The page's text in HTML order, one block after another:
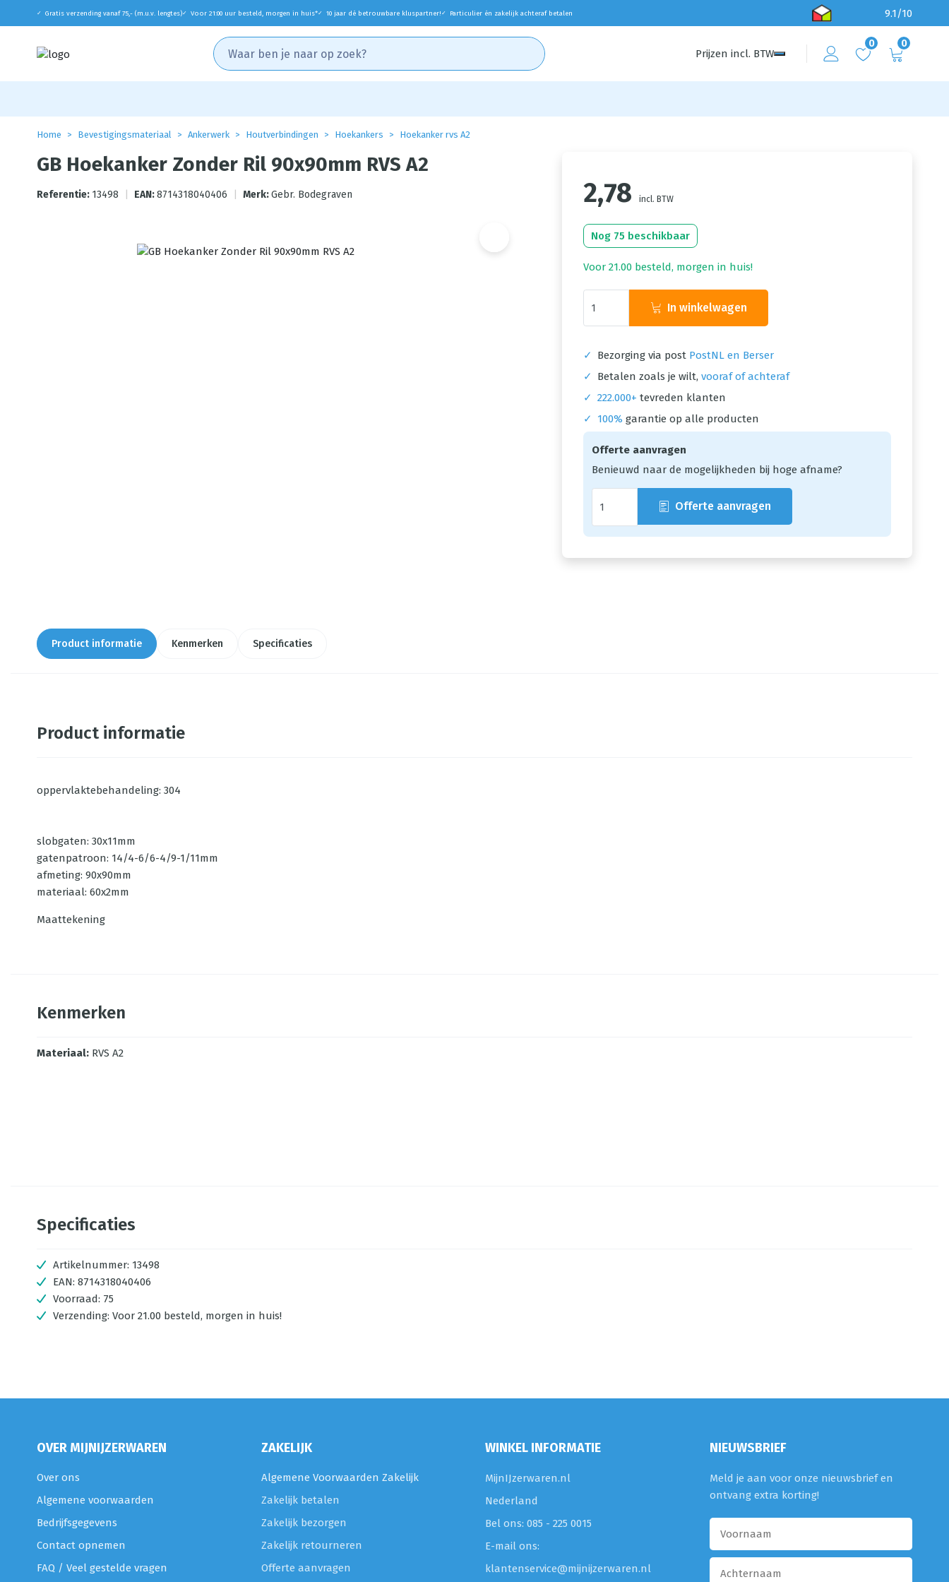
✓ Gratis verzending vanaf 75,- (m.u.v. lengtes)✓ Voor 21:00 uur besteld, morgen in huis*✓ 10 jaar dé betrouwbare kluspartner! ✓ Particulier én zakelijk achteraf betalen 9.1/10
Prijzen incl. BTW
0 0
Home Bevestigingsmateriaal Ankerwerk Houtverbindingen Hoekankers Hoekanker rvs A2
GB Hoekanker Zonder Ril 90x90mm RVS A2
Referentie: 13498 EAN:8714318040406 Merk:Gebr. Bodegraven 2,78 incl. BTW
Nog 75 beschikbaar
Voor 21.00 besteld, morgen in huis!
In winkelwagen
✓ Bezorging via post PostNL en Berser
✓
Betalen zoals je wilt, vooraf of achteraf
✓ 222.000+ tevreden klanten
✓
100% garantie op alle producten
Offerte aanvragen
Benieuwd naar de mogelijkheden bij hoge afname?
Offerte aanvragen
Product informatie Kenmerken Specificaties
Product informatie
oppervlaktebehandeling: 304
slobgaten: 30x11mm
gatenpatroon: 14/4-6/6-4/9-1/11mm
afmeting: 90x90mm
materiaal: 60x2mm
Maattekening
Kenmerken
Materiaal: RVS A2
Specificaties
Artikelnummer: 13498
EAN: 8714318040406
Voorraad: 75
Verzending: Voor 21.00 besteld, morgen in huis!
OVER MIJNIJZERWAREN
Over ons
Algemene voorwaarden
Bedrijfsgegevens
Contact opnemen
FAQ / Veel gestelde vragen
ZAKELIJK
Algemene Voorwaarden Zakelijk
Zakelijk betalen
Zakelijk bezorgen
Zakelijk retourneren
Offerte aanvragen
WINKEL INFORMATIE
MijnIJzerwaren.nl
Nederland
Bel ons: 085 - 225 0015
E-mail ons:
klantenservice@mijnijzerwaren.nl
NIEUWSBRIEF
Meld je aan voor onze nieuwsbrief en
ontvang extra korting!